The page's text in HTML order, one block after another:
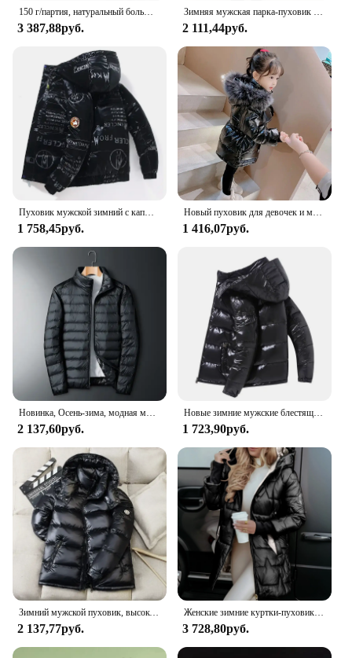
3 387,88руб. 2 111,44руб.
1 758,45руб.
Новый пуховик для девочек и мальчиков, зимние пальто, детская одежда, ветровка с капюшоном, пальто для детей 2-7 лет, хлопковая теплая верхняя одежда
1 416,07руб.
2 137,60руб.
Новые зимние мужские блестящие пуховики с капюшоном, повседневные белые пальто на утином пуху, высококачественные мужские уличные ветрозащитные теплые куртки, размер 4X
1 723,90руб.
Зимний мужской пуховик, высокое качество, корейская мода, повседневная куртка, 90% белый утиный пух, короткий стиль, утепленные теплые пуховики 3XL
2 137,77руб.
Женские зимние куртки-пуховики с капюшоном, модное пуховое пальто, женские парки, повседневное свободное однотонное теплое пальто с длинными рукавами
3 728,80руб.